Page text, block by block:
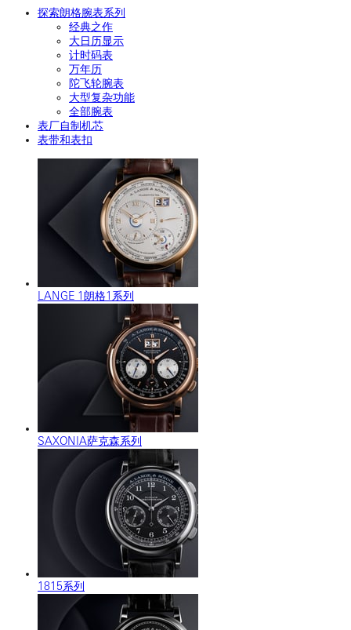
探索朗格腕表系列
经典之作
大日历显示
计时码表
万年历
陀飞轮腕表
大型复杂功能
全部腕表
表厂自制机芯
表带和表扣
LANGE 1朗格1系列
SAXONIA萨克森系列
1815系列